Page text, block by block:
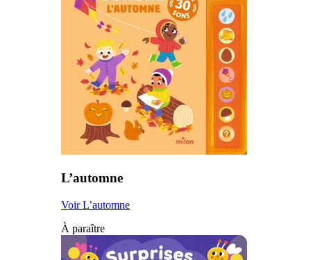
L’automne
Voir L’automne
À paraître